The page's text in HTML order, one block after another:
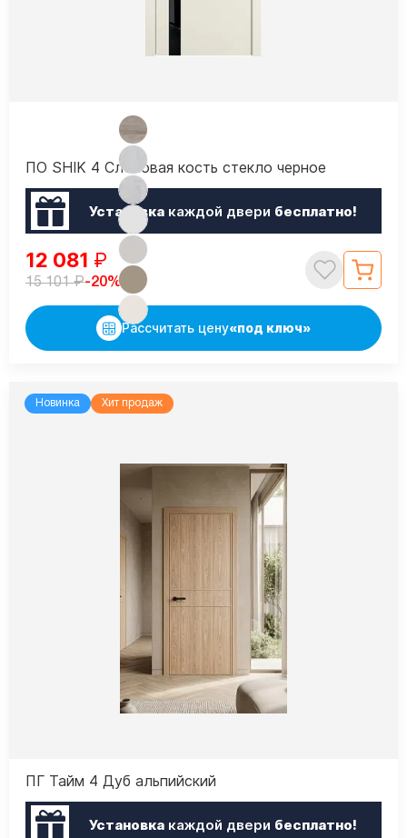
ПО SHIK 4 Слоновая кость стекло черное
Установкакаждой двери бесплатно!
12 081 ₽
15 101₽-20%
Рассчитать цену«под ключ»
Новинка Хит продаж
ПГ Тайм 4 Дуб альпийский
Установкакаждой двери бесплатно!